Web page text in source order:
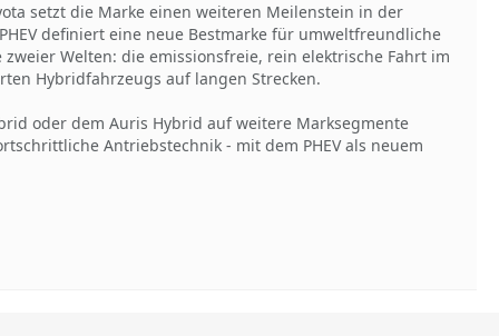
setzt die Marke einen weiteren Meilenstein in der
definiert eine neue Bestmarke für umweltfreundliche
Welten: die emissionsfreie, rein elektrische Fahrt im
Hybridfahrzeugs auf langen Strecken.
oder dem Auris Hybrid auf weitere Marksegmente
Antriebstechnik - mit dem PHEV als neuem